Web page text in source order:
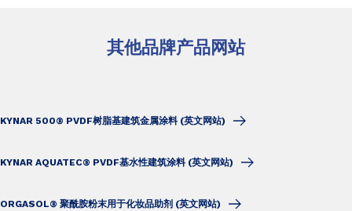
其他品牌产品网站
KYNAR 500® PVDF树脂基建筑金属涂料 (英文网站)
KYNAR AQUATEC® PVDF基水性建筑涂料 (英文网站)
ORGASOL® 聚酰胺粉末用于化妆品助剂 (英文网站)